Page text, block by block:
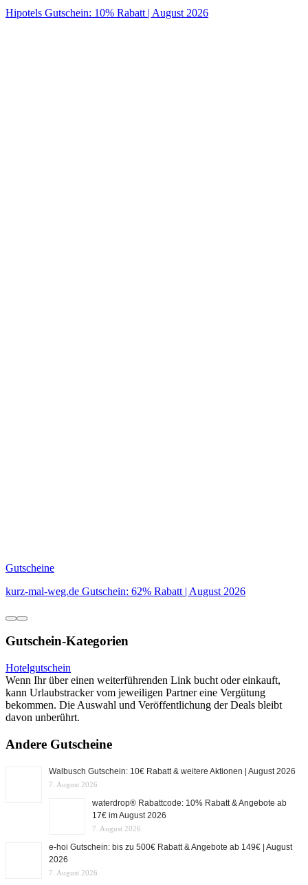
Hipotels Gutschein: 10% Rabatt | August 2026
Gutscheine
kurz-mal-weg.de Gutschein: 62% Rabatt | August 2026
Gutschein-Kategorien
Hotelgutschein
Wenn Ihr über einen weiterführenden Link bucht oder einkauft,
kann Urlaubstracker vom jeweiligen Partner eine Vergütung
bekommen. Die Auswahl und Veröffentlichung der Deals bleibt
davon unberührt.
Andere Gutscheine
Walbusch Gutschein: 10€ Rabatt & weitere Aktionen | August 2026
7. August 2026
waterdrop® Rabattcode: 10% Rabatt & Angebote ab
17€ im August 2026
7. August 2026
e-hoi Gutschein: bis zu 500€ Rabatt & Angebote ab 149€ | August
2026
7. August 2026